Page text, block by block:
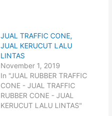
JUAL TRAFFIC CONE,
JUAL KERUCUT LALU
LINTAS
November 1, 2019
In "JUAL RUBBER TRAFFIC
CONE - JUAL TRAFFIC
RUBBER CONE - JUAL
KERUCUT LALU LINTAS"